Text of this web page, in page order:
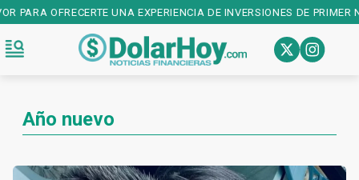
UNA EXPERIENCIA DE INVERSIONES DE PRIMER NIVEL!
Año nuevo